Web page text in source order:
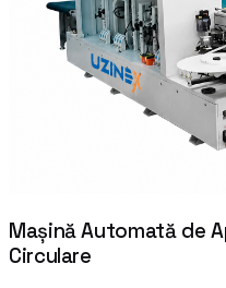
Mașină Automată de
Circulare